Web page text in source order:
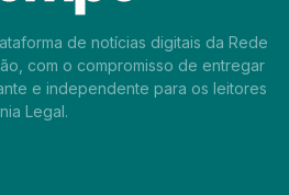
de notícias digitais da Rede
com o compromisso de entregar
e independente para os leitores
Legal.